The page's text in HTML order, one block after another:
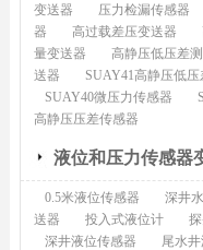
变送器
压力检漏传感器
器
高过载差压变送器
量变送器
高静压低压差
送器
SUAY41高静压低压
SUAY40微压力传感器
高静压压差传感器
液位和压力传感器
0.5米液位传感器 深井
送器
投入式液位计
深井液位传感器
尾水